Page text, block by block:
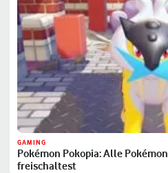
GAMING
Pokémon Pokopia: Alle
freischaltest